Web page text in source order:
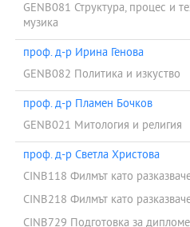
GENB081 Структура, процес и
музика
проф. д-р Ирина Генова
GENB082 Политика и изкуство
проф. д-р Пламен Бочков
GENB021 Митология и религия
проф. д-р Светла Христова
CINB118 Филмът като
CINB218 Филмът като
CINB729 Подготовка за